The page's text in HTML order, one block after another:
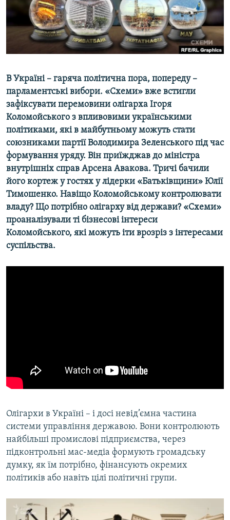
ВІДЕОУРОКИ «ELIFBE»
СВІДЧЕННЯ ОКУПАЦІЇ
УКРАЇНСЬКА ПРОБЛЕМА КРИМУ
Русский
Qırımtatar
Усі сайти RFE/RL
В Україні – гаряча політична пора, попереду –
парламентські вибори. «Схеми» вже встигли
зафіксувати перемовини олігарха Ігоря
Коломойського з впливовими українськими
політиками, які в майбутньому можуть стати
союзниками партії Володимира Зеленського під час
формування уряду. Він приїжджав до міністра
внутрішніх справ Арсена Авакова. Тричі бачили
його кортеж у гостях у лідерки «Батьківщини» Юлії
Тимошенко. Навіщо Коломойському контролювати
владу? Що потрібно олігарху від держави? «Схеми»
проаналізували ті бізнесові інтереси
Коломойського, які можуть іти врозріз з інтересами
суспільства.
Олігархи в Україні – і досі невід’ємна частина
системи управління державою. Вони контролюють
найбільші промислові підприємства, через
підконтрольні мас-медіа формують громадську
думку, як їм потрібно, фінансують окремих
політиків або навіть цілі політичні групи.